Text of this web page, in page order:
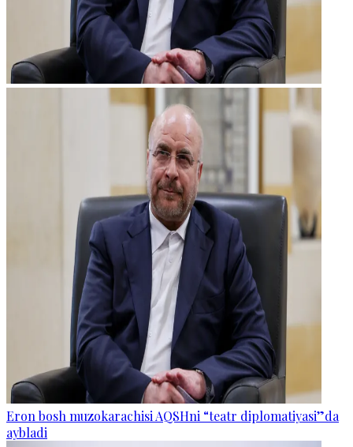
Eron bosh muzokarachisi AQSHni “teatr diplomatiyasi”da
aybladi